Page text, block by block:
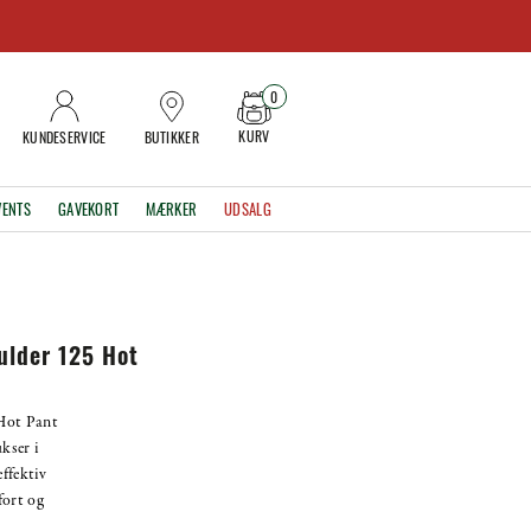
KUNDESERVICE BUTIKKER KURV
0
GAVEKORT MÆRKER UDSALG
125 Hot
Pant
i
og